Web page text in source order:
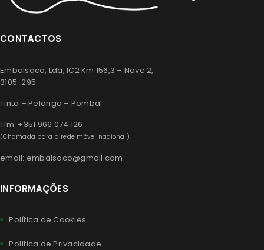
CONTACTOS
Embalsaco, Lda, IC2 Km 156,3 – Nave 2,
3105-295
Tinto – Pelariga – Pombal
Tlm: +351 966 074 126
(Chamada para a rede móvel nacional)
email: embalsaco@gmail.com
INFORMAÇÕES
Política de Cookies
Política de Privacidade